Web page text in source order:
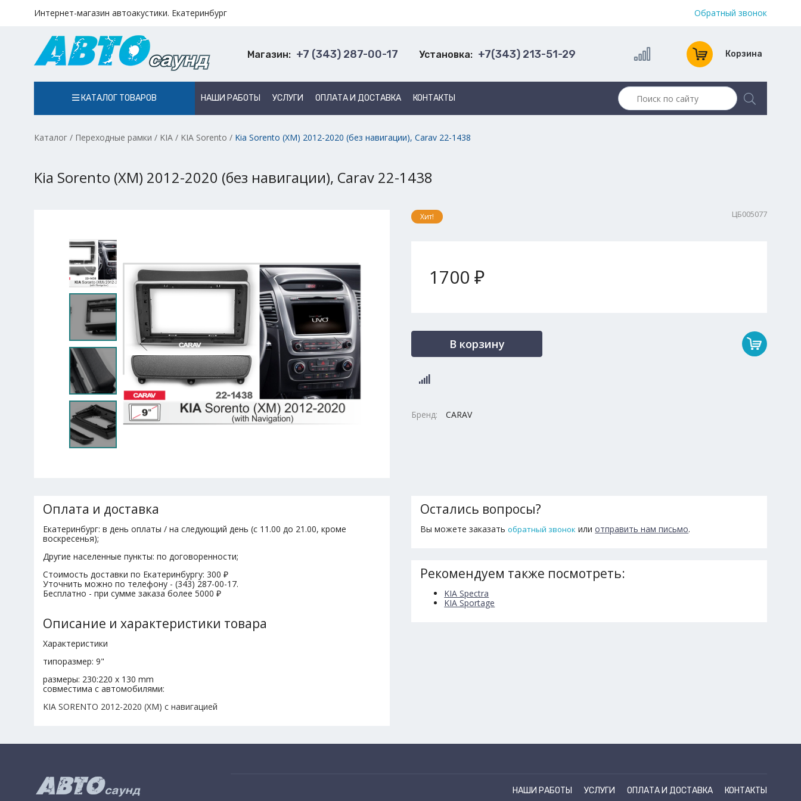
Интернет-магазин автоакустики. Екатеринбург Обратный звонок
Магазин: +7 (343) 287-00-17 Установка: +7(343) 213-51-29 Корзина
КАТАЛОГ ТОВАРОВ НАШИ РАБОТЫ УСЛУГИ ОПЛАТА И ДОСТАВКА КОНТАКТЫ
Каталог / Переходные рамки / KIA / KIA Sorento / Kia Sorento (XM) 2012-2020 (без навигации), Carav 22-1438
Kia Sorento (XM) 2012-2020 (без навигации), Carav 22-1438
Хит! ЦБ005077
1700 ₽
В корзину
Бренд: CARAV
Оплата и доставка
Екатеринбург: в день оплаты / на следующий день (с 11.00 до 21.00, кроме
воскресенья);
Другие населенные пункты: по договоренности;
Стоимость доставки по Екатеринбургу: 300 ₽
Уточнить можно по телефону - (343) 287-00-17.
Бесплатно - при сумме заказа более 5000 ₽
Описание и характеристики товара
Характеристики
типоразмер: 9"
размеры: 230:220 x 130 mm
совместима с автомобилями:
KIA SORENTO 2012-2020 (XM) с навигацией
Остались вопросы?
Вы можете заказатьобратный звонок илиотправить нам письмо.
Рекомендуем также посмотреть:
KIA Spectra
KIA Sportage
НАШИ РАБОТЫ УСЛУГИ ОПЛАТА И ДОСТАВКА КОНТАКТЫ